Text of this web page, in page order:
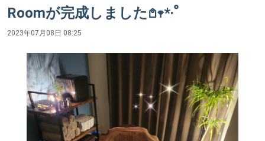
Roomが完成しました𖤘𖥧*‧ﹾ
2023年07月08日 08:25